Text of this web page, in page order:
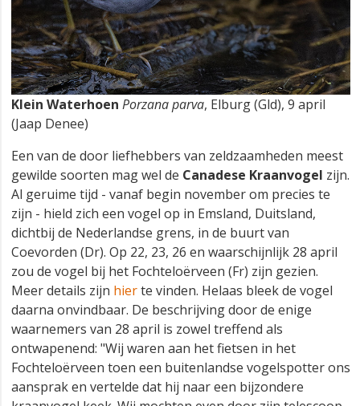
Klein Waterhoen Porzana parva, Elburg (Gld), 9 april
(Jaap Denee)
Een van de door liefhebbers van zeldzaamheden meest
gewilde soorten mag wel de Canadese Kraanvogel zijn.
Al geruime tijd - vanaf begin november om precies te
zijn - hield zich een vogel op in Emsland, Duitsland,
dichtbij de Nederlandse grens, in de buurt van
Coevorden (Dr). Op 22, 23, 26 en waarschijnlijk 28 april
zou de vogel bij het Fochteloërveen (Fr) zijn gezien.
Meer details zijn hierte vinden. Helaas bleek de vogel
daarna onvindbaar. De beschrijving door de enige
waarnemers van 28 april is zowel treffend als
ontwapenend: "Wij waren aan het fietsen in het
Fochteloërveen toen een buitenlandse vogelspotter ons
aansprak en vertelde dat hij naar een bijzondere